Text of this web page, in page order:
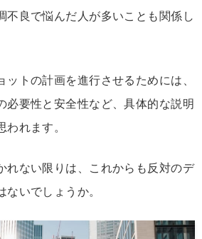
不良で悩んだ人が多いことも関係し
トの計画を進行させるためには、
必要性と安全性など、具体的な説明
れます。
れない限りは、これからも反対のデ
いでしょうか。